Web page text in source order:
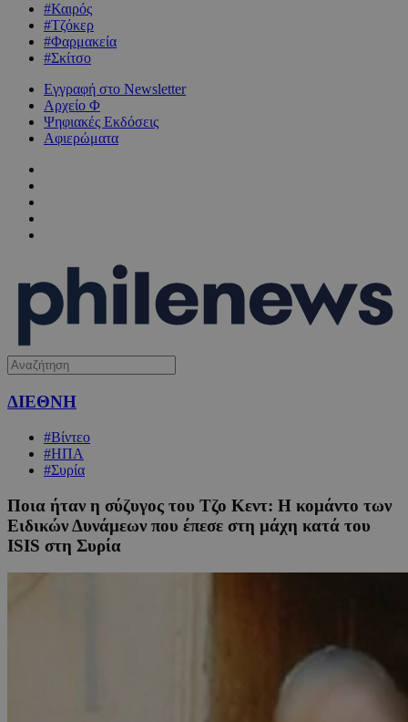
#Καιρός
#Τζόκερ
#Φαρμακεία
#Σκίτσο
Εγγραφή στο Newsletter
Αρχείο Φ
Ψηφιακές Εκδόσεις
Αφιερώματα
ΔΙΕΘΝΗ
#Βίντεο
#ΗΠΑ
#Συρία
Ποια ήταν η σύζυγος του Τζο Κεντ: Η κομάντο των
Ειδικών Δυνάμεων που έπεσε στη μάχη κατά του
ISIS στη Συρία